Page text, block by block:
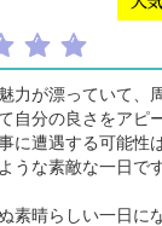
力が漂っていて、
自分の良さをアピ
に遭遇する可能性
うな素敵な一日
晴らしい一日に